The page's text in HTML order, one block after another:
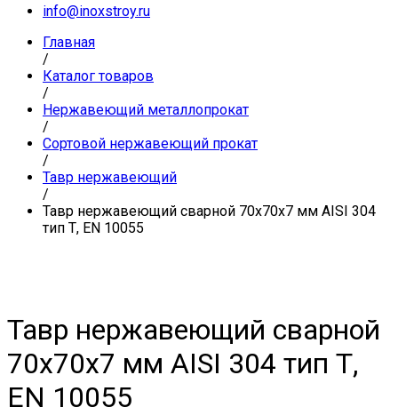
info@inoxstroy.ru
Главная
/
Каталог товаров
/
Нержавеющий металлопрокат
/
Сортовой нержавеющий прокат
/
Тавр нержавеющий
/
Тавр нержавеющий сварной 70х70х7 мм AISI 304
тип Т, EN 10055
Тавр нержавеющий сварной
70х70х7 мм AISI 304 тип Т,
EN 10055